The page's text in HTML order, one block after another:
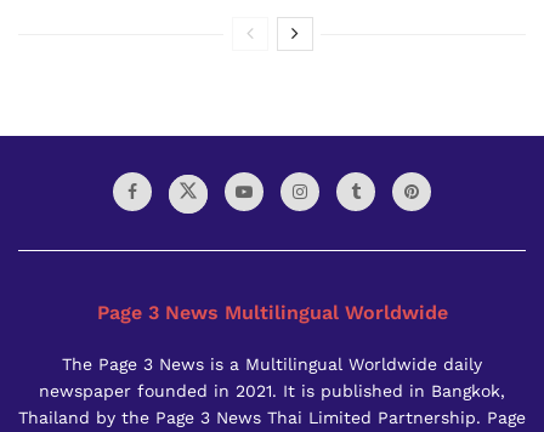
Page 3 News Multilingual Worldwide
The Page 3 News is a Multilingual Worldwide daily
newspaper founded in 2021. It is published in Bangkok,
Thailand by the Page 3 News Thai Limited Partnership. Page